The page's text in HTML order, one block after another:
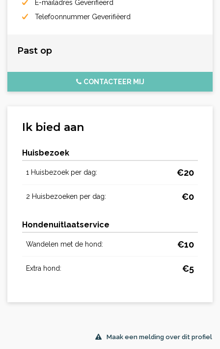
E-mailadres Geverifiëerd
Telefoonnummer Geverifiëerd
Past op
CONTACTEER MIJ
Ik bied aan
Huisbezoek
1 Huisbezoek per dag: €20
2 Huisbezoeken per dag: €0
Hondenuitlaatservice
Wandelen met de hond: €10
Extra hond: €5
Maak een melding over dit profiel